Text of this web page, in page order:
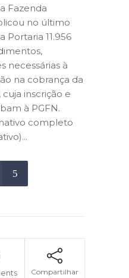
Fazenda
no último
Portaria 11.956
necessárias à
na cobrança da
inscrição e
à PGFN.
completo
Compartilhar